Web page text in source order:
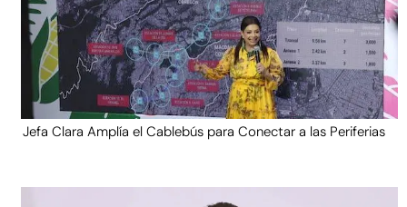
Jefa Clara Amplía el Cablebús para Conectar a las Periferias